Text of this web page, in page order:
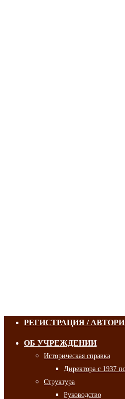
РЕГИСТРАЦИЯ /
ОБ УЧРЕЖДЕНИИ
Историческая справка
Директора с 1937
Структура
Руководство